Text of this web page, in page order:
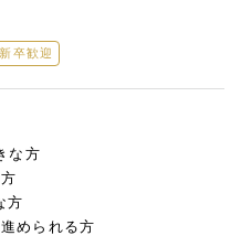
卒歓迎
な方
方
められる方